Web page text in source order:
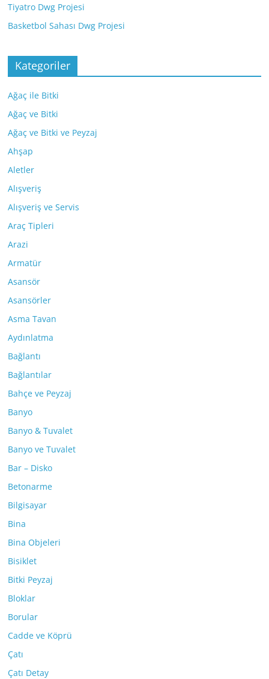
Tiyatro Dwg Projesi
Basketbol Sahası Dwg Projesi
Kategoriler
Ağaç ile Bitki
Ağaç ve Bitki
Ağaç ve Bitki ve Peyzaj
Ahşap
Aletler
Alışveriş
Alışveriş ve Servis
Araç Tipleri
Arazi
Armatür
Asansör
Asansörler
Asma Tavan
Aydınlatma
Bağlantı
Bağlantılar
Bahçe ve Peyzaj
Banyo
Banyo & Tuvalet
Banyo ve Tuvalet
Bar – Disko
Betonarme
Bilgisayar
Bina
Bina Objeleri
Bisiklet
Bitki Peyzaj
Bloklar
Borular
Cadde ve Köprü
Çatı
Çatı Detay